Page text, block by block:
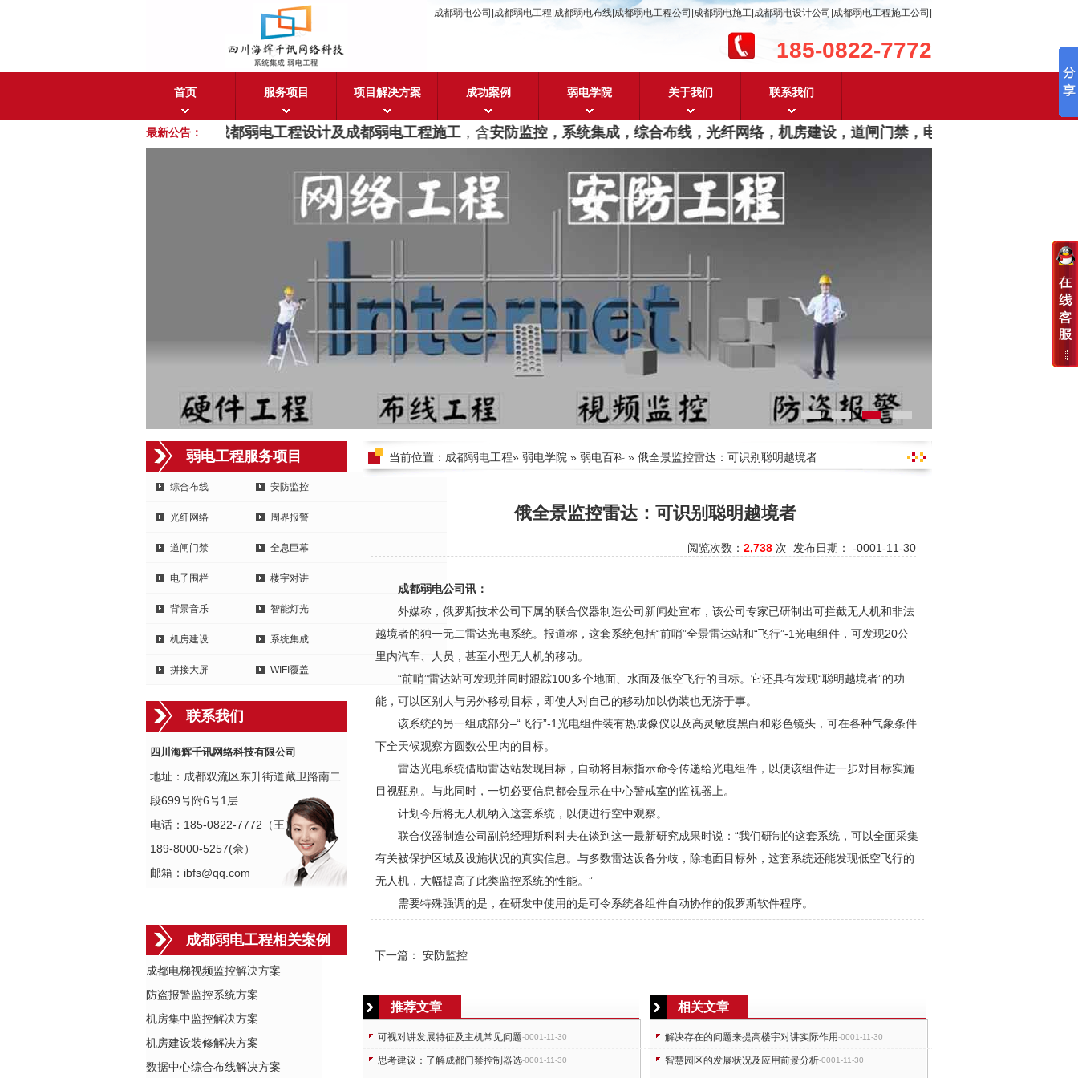
成都弱电公司|成都弱电工程|成都弱电布线|成都弱电工程公司|成都弱电施工|成都弱电设计公司|成都弱电工程施工公司|
185-0822-7772
首页 服务项目 项目解决方案 成功案例 弱电学院 关于我们 联系我们
最新公告：
成都海辉千讯欢迎您！ 成都弱电工程设计及成都弱电工程施工，含安防监控，系统集成，综合布线，光纤网络，机房建设，道闸门禁，电子围栏，全息巨幕，
弱电工程服务项目
综合布线 安防监控
光纤网络 周界报警
道闸门禁 全息巨幕
电子围栏 楼宇对讲
背景音乐 智能灯光
机房建设 系统集成
拼接大屏 WIFI覆盖
联系我们
四川海辉千讯网络科技有限公司
地址：成都双流区东升街道藏卫路南二
段699号附6号1层
电话：185-0822-7772（王）
189-8000-5257(佘）
邮箱：ibfs@qq.com
成都弱电工程相关案例
成都电梯视频监控解决方案
防盗报警监控系统方案
机房集中监控解决方案
机房建设装修解决方案
数据中心综合布线解决方案
当前位置： 成都弱电工程» 弱电学院 » 弱电百科 » 俄全景监控雷达：可识别聪明越境者
俄全景监控雷达：可识别聪明越境者
阅览次数： 2,738 次 发布日期： -0001-11-30
成都弱电公司讯：
外媒称，俄罗斯技术公司下属的联合仪器制造公司新闻处宣布，该公司专家已研制出可拦截无人机和非法
越境者的独一无二雷达光电系统。报道称，这套系统包括“前哨”全景雷达站和“飞行”-1光电组件，可发现20公
里内汽车、人员，甚至小型无人机的移动。
“前哨”雷达站可发现并同时跟踪100多个地面、水面及低空飞行的目标。它还具有发现“聪明越境者”的功
能，可以区别人与另外移动目标，即使人对自己的移动加以伪装也无济于事。
该系统的另一组成部分–“飞行”-1光电组件装有热成像仪以及高灵敏度黑白和彩色镜头，可在各种气象条件
下全天候观察方圆数公里内的目标。
雷达光电系统借助雷达站发现目标，自动将目标指示命令传递给光电组件，以便该组件进一步对目标实施
目视甄别。与此同时，一切必要信息都会显示在中心警戒室的监视器上。
计划今后将无人机纳入这套系统，以便进行空中观察。
联合仪器制造公司副总经理斯科科夫在谈到这一最新研究成果时说：“我们研制的这套系统，可以全面采集
有关被保护区域及设施状况的真实信息。与多数雷达设备分歧，除地面目标外，这套系统还能发现低空飞行的
无人机，大幅提高了此类监控系统的性能。”
需要特殊强调的是，在研发中使用的是可令系统各组件自动协作的俄罗斯软件程序。
下一篇： 安防监控
推荐文章
可视对讲发展特征及主机常见问题-0001-11-30
思考建议：了解成都门禁控制器选-0001-11-30
相关文章
解决存在的问题来提高楼宇对讲实际作用-0001-11-30
智慧园区的发展状况及应用前景分析-0001-11-30